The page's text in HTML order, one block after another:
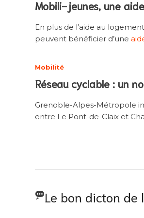
Mobili-jeunes, une
En plus de l’aide au
peuvent bénéficier d’une
Mobilité
Réseau cyclable : un
Grenoble-Alpes-Métropole
entre Le Pont-de-Claix et
Le bon dicton de